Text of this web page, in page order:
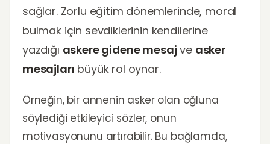
sağlar. Zorlu eğitim dönemlerinde, moral
bulmak için sevdiklerinin kendilerine
yazdığı askere gidene mesaj ve asker
mesajları büyük rol oynar.
Örneğin, bir annenin asker olan oğluna
söylediği etkileyici sözler, onun
motivasyonunu artırabilir. Bu bağlamda,